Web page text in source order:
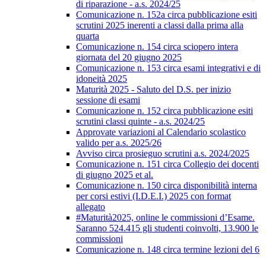
di riparazione - a.s. 2024/25
Comunicazione n. 152a circa pubblicazione esiti
scrutini 2025 inerenti a classi dalla prima alla
quarta
Comunicazione n. 154 circa sciopero intera
giornata del 20 giugno 2025
Comunicazione n. 153 circa esami integrativi e di
idoneità 2025
Maturità 2025 - Saluto del D.S. per inizio
sessione di esami
Comunicazione n. 152 circa pubblicazione esiti
scrutini classi quinte - a.s. 2024/25
Approvate variazioni al Calendario scolastico
valido per a.s. 2025/26
Avviso circa prosieguo scrutini a.s. 2024/2025
Comunicazione n. 151 circa Collegio dei docenti
di giugno 2025 et al.
Comunicazione n. 150 circa disponibilità interna
per corsi estivi (I.D.E.I.) 2025 con format
allegato
#Maturità2025, online le commissioni d’Esame.
Saranno 524.415 gli studenti coinvolti, 13.900 le
commissioni
Comunicazione n. 148 circa termine lezioni del 6